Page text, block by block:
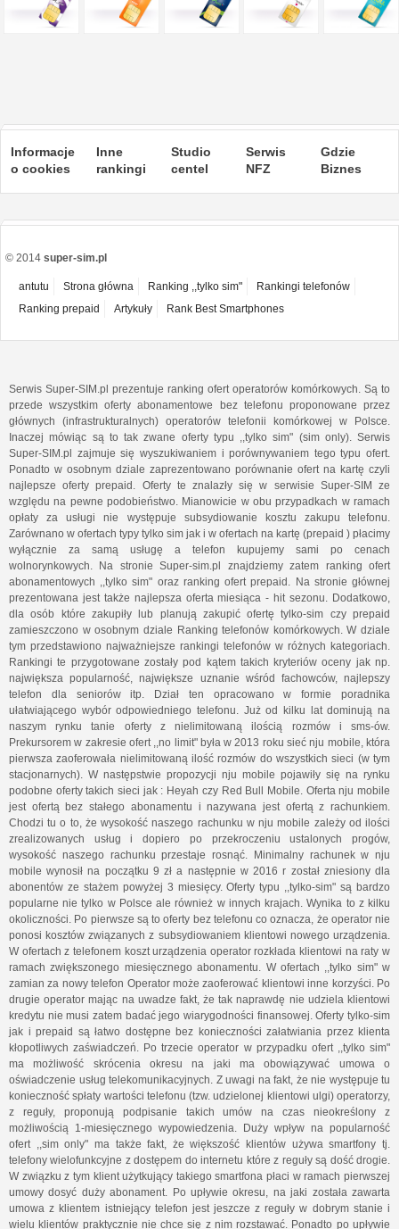
Informacje
o cookies
Inne
rankingi
Studio
centel
Serwis
NFZ
Gdzie
Biznes
© 2014 super-sim.pl
antutu Strona główna Ranking ,,tylko sim"
Rankingi telefonów
Ranking prepaid
Artykuły Rank Best Smartphones
Serwis Super-SIM.pl prezentuje ranking ofert operatorów komórkowych. Są to
przede wszystkim oferty abonamentowe bez telefonu proponowane przez
głównych (infrastrukturalnych) operatorów telefonii komórkowej w Polsce.
Inaczej mówiąc są to tak zwane oferty typu ,,tylko sim" (sim only). Serwis
Super-SIM.pl zajmuje się wyszukiwaniem i porównywaniem tego typu ofert.
Ponadto w osobnym dziale zaprezentowano porównanie ofert na kartę czyli
najlepsze oferty prepaid. Oferty te znalazły się w serwisie Super-SIM ze
względu na pewne podobieństwo. Mianowicie w obu przypadkach w ramach
opłaty za usługi nie występuje subsydiowanie kosztu zakupu telefonu.
Zarównano w ofertach typy tylko sim jak i w ofertach na kartę (prepaid ) płacimy
wyłącznie za samą usługę a telefon kupujemy sami po cenach
wolnorynkowych. Na stronie Super-sim.pl znajdziemy zatem ranking ofert
abonamentowych ,,tylko sim" oraz ranking ofert prepaid. Na stronie głównej
prezentowana jest także najlepsza oferta miesiąca - hit sezonu. Dodatkowo,
dla osób które zakupiły lub planują zakupić ofertę tylko-sim czy prepaid
zamieszczono w osobnym dziale Ranking telefonów komórkowych. W dziale
tym przedstawiono najważniejsze rankingi telefonów w różnych kategoriach.
Rankingi te przygotowane zostały pod kątem takich kryteriów oceny jak np.
największa popularność, największe uznanie wśród fachowców, najlepszy
telefon dla seniorów itp. Dział ten opracowano w formie poradnika
ułatwiającego wybór odpowiedniego telefonu. Już od kilku lat dominują na
naszym rynku tanie oferty z nielimitowaną ilością rozmów i sms-ów.
Prekursorem w zakresie ofert ,,no limit" była w 2013 roku sieć nju mobile, która
pierwsza zaoferowała nielimitowaną ilość rozmów do wszystkich sieci (w tym
stacjonarnych). W następstwie propozycji nju mobile pojawiły się na rynku
podobne oferty takich sieci jak : Heyah czy Red Bull Mobile. Oferta nju mobile
jest ofertą bez stałego abonamentu i nazywana jest ofertą z rachunkiem.
Chodzi tu o to, że wysokość naszego rachunku w nju mobile zależy od ilości
zrealizowanych usług i dopiero po przekroczeniu ustalonych progów,
wysokość naszego rachunku przestaje rosnąć. Minimalny rachunek w nju
mobile wynosił na początku 9 zł a następnie w 2016 r został zniesiony dla
abonentów ze stażem powyżej 3 miesięcy. Oferty typu ,,tylko-sim" są bardzo
popularne nie tylko w Polsce ale również w innych krajach. Wynika to z kilku
okoliczności. Po pierwsze są to oferty bez telefonu co oznacza, że operator nie
ponosi kosztów związanych z subsydiowaniem klientowi nowego urządzenia.
W ofertach z telefonem koszt urządzenia operator rozkłada klientowi na raty w
ramach zwiększonego miesięcznego abonamentu. W ofertach ,,tylko sim" w
zamian za nowy telefon Operator może zaoferować klientowi inne korzyści. Po
drugie operator mając na uwadze fakt, że tak naprawdę nie udziela klientowi
kredytu nie musi zatem badać jego wiarygodności finansowej. Oferty tylko-sim
jak i prepaid są łatwo dostępne bez konieczności załatwiania przez klienta
kłopotliwych zaświadczeń. Po trzecie operator w przypadku ofert ,,tylko sim"
ma możliwość skrócenia okresu na jaki ma obowiązywać umowa o
oświadczenie usług telekomunikacyjnych. Z uwagi na fakt, że nie występuje tu
konieczność spłaty wartości telefonu (tzw. udzielonej klientowi ulgi) operatorzy,
z reguły, proponują podpisanie takich umów na czas nieokreślony z
możliwością 1-miesięcznego wypowiedzenia. Duży wpływ na popularność
ofert ,,sim only" ma także fakt, że większość klientów używa smartfony tj.
telefony wielofunkcyjne z dostępem do internetu które z reguły są dość drogie.
W związku z tym klient użytkujący takiego smartfona płaci w ramach pierwszej
umowy dosyć duży abonament. Po upływie okresu, na jaki została zawarta
umowa z klientem istniejący telefon jest jeszcze z reguły w dobrym stanie i
wielu klientów praktycznie nie chce się z nim rozstawać. Ponadto po upływie